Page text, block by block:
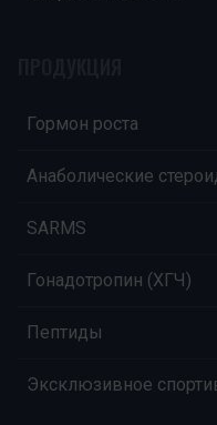
Гормон роста
Анаболические
SARMS
Гонадотропин (ХГЧ)
Пептиды
Эксклюзивное